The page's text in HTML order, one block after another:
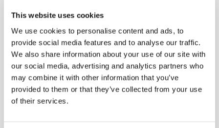
This website uses cookies
We use cookies to personalise content and ads, to
provide social media features and to analyse our traffic.
We also share information about your use of our site with
our social media, advertising and analytics partners who
may combine it with other information that you’ve
provided to them or that they’ve collected from your use
of their services.
professional de la nutrició, en format xerrada +
taller demostratiu, on es proposaran diferents
estratègies per a millorar l'alimentació dels infants,
a més de donar recursos pràctics com ara receptes.
Activitat dirigida a esportistes, conduïda per un
professional de la nutrició, en format xerrada +
taller demostratiu, aprofundint en la relació entre